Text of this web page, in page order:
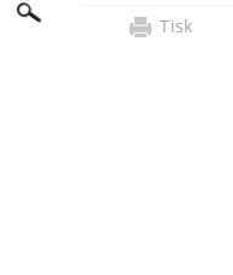
Tisk